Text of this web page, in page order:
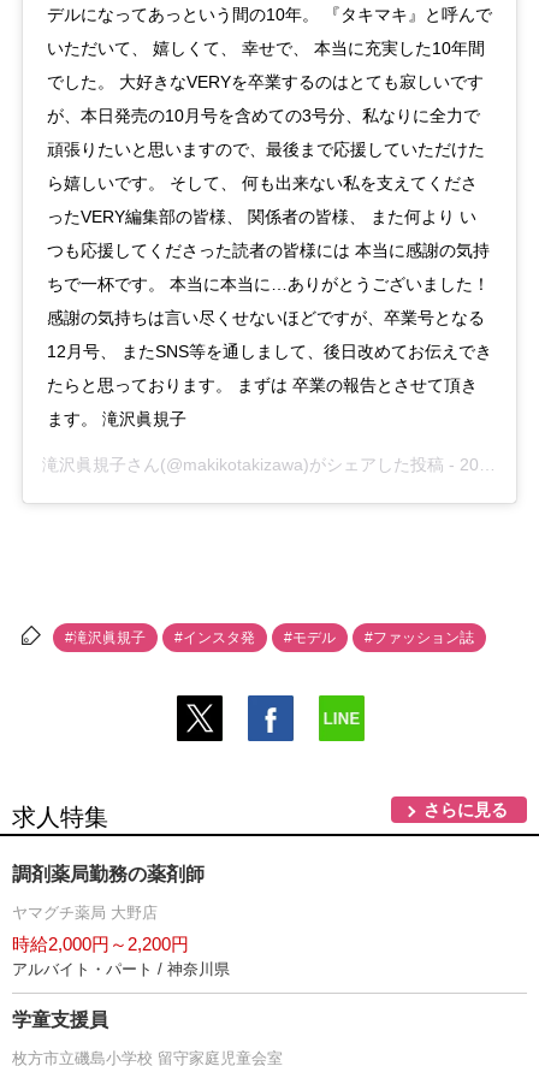
デルになってあっという間の10年。 『タキマキ』と呼んで
いただいて、 嬉しくて、 幸せで、 本当に充実した10年間
でした。 大好きなVERYを卒業するのはとても寂しいです
が、本日発売の10月号を含めての3号分、私なりに全力で
頑張りたいと思いますので、最後まで応援していただけた
ら嬉しいです。 そして、 何も出来ない私を支えてくださ
ったVERY編集部の皆様、 関係者の皆様、 また何より い
つも応援してくださった読者の皆様には 本当に感謝の気持
ちで一杯です。 本当に本当に…ありがとうございました！
感謝の気持ちは言い尽くせないほどですが、卒業号となる
12月号、 またSNS等を通しまして、後日改めてお伝えでき
たらと思っております。 まずは 卒業の報告とさせて頂き
ます。 滝沢眞規子
滝沢眞規子さん(@makikotakizawa)がシェアした投稿 - 2019年 9月月5日午後7時07分PDT
#滝沢眞規子 #インスタ発 #モデル #ファッション誌
求人特集 さらに見る
調剤薬局勤務の薬剤師
ヤマグチ薬局 大野店
時給2,000円～2,200円
アルバイト・パート / 神奈川県
学童支援員
枚方市立磯島小学校 留守家庭児童会室